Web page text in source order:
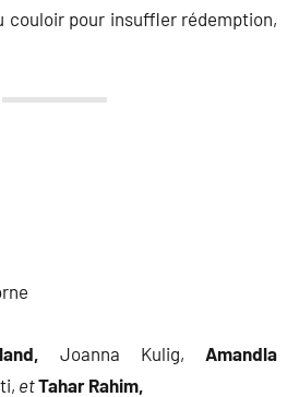
couloir pour insuffler rédemption,
Joanna Kulig, Amandla
etTahar Rahim,